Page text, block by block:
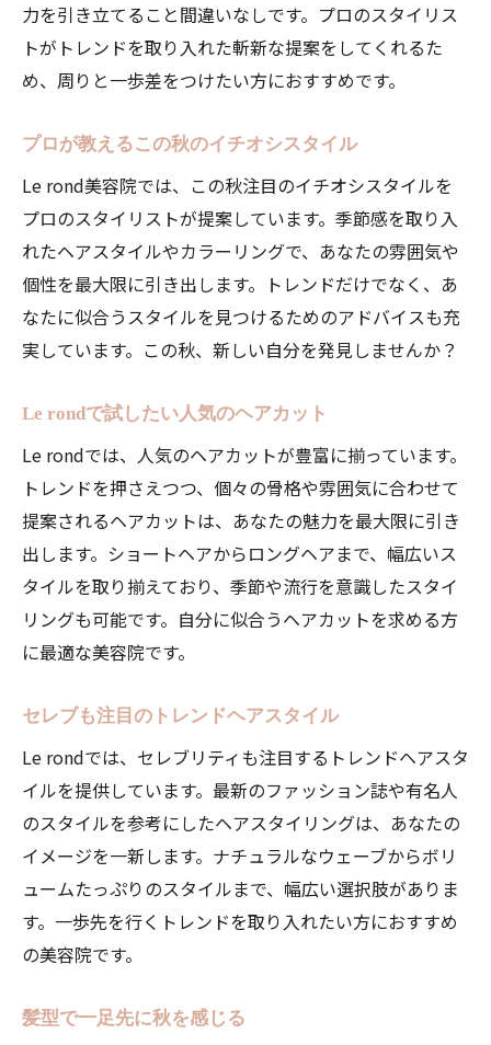
季節の変わり目にぴったりなカット
Le rondで叶える季節感あふれるスタイル
季節のイベントに合わせたヘアスタイル提
リラックス空間Le rond美容院でプロのスタイリ
ストがあなたを輝かせる
Le rondのリラックス空間で癒されるひとと
き
プロの技術であなたの魅力を引き出す方法
Le rondのおすすめリラックスメニュー
で
輝く自分を取り戻すためのLe rondの空間
プロのスタイリストと共に過ごす贅沢な時
間
美容院Le rondで体験する最新カラーリング技術
最新のカラーリング技術とは？
ダメージレスカラーリングの秘密
Le rondで試すべきトレンドカラー
プロがすすめるカラーリング後のケア方法
Le rondのカラーリング技術で周囲と差をつ
ける
自分らしさを追求するならLe rond美容院が最適
自分に合ったヘアスタイルの見つけ方
Le rondで実現する理想のスタイル
プロのカウンセリングで自分らしさを引き
Le rondのスタイリストが提案する個性派ス
力を引き立てること間違いなしです。プロのスタイリス
トがトレンドを取り入れた斬新な提案をしてくれるた
め、周りと一歩差をつけたい方におすすめです。
プロが教えるこの秋のイチオシスタイル
Le rond美容院では、この秋注目のイチオシスタイルを
プロのスタイリストが提案しています。季節感を取り入
れたヘアスタイルやカラーリングで、あなたの雰囲気や
個性を最大限に引き出します。トレンドだけでなく、あ
なたに似合うスタイルを見つけるためのアドバイスも充
実しています。この秋、新しい自分を発見しませんか？
Le rondで試したい人気のヘアカット
Le rondでは、人気のヘアカットが豊富に揃っています。
トレンドを押さえつつ、個々の骨格や雰囲気に合わせて
提案されるヘアカットは、あなたの魅力を最大限に引き
出します。ショートヘアからロングヘアまで、幅広いス
タイルを取り揃えており、季節や流行を意識したスタイ
リングも可能です。自分に似合うヘアカットを求める方
に最適な美容院です。
セレブも注目のトレンドヘアスタイル
Le rondでは、セレブリティも注目するトレンドヘアスタ
イルを提供しています。最新のファッション誌や有名人
のスタイルを参考にしたヘアスタイリングは、あなたの
イメージを一新します。ナチュラルなウェーブからボリ
ュームたっぷりのスタイルまで、幅広い選択肢がありま
す。一歩先を行くトレンドを取り入れたい方におすすめ
の美容院です。
髪型で一足先に秋を感じる